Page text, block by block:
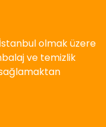
olmak üzere
ve temizlik